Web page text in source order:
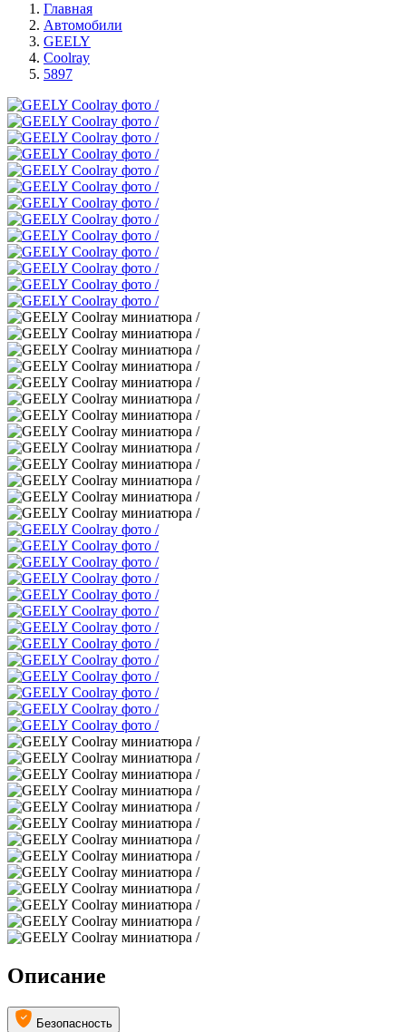
Главная
Автомобили
GEELY
Coolray
5897
Описание
Безопасность